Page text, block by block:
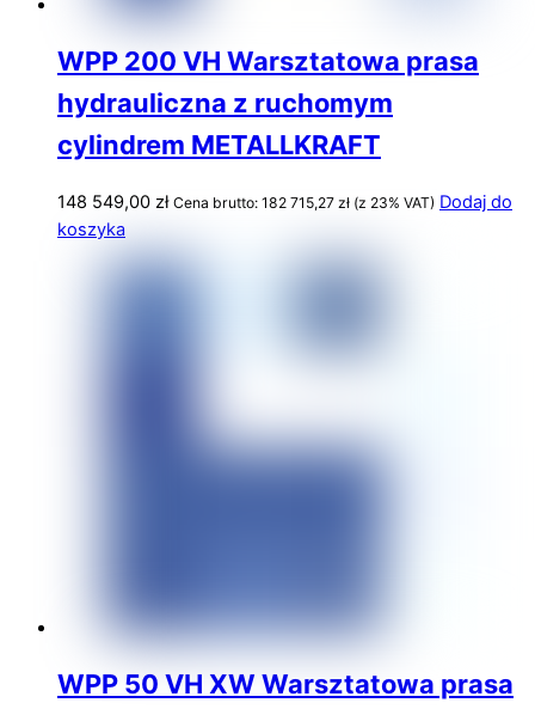
WPP 200 VH Warsztatowa prasa
hydrauliczna z ruchomym
cylindrem METALLKRAFT
148 549,00 zł Cena brutto: 182 715,27 zł (z 23% VAT) Dodaj do
koszyka
WPP 50 VH XW Warsztatowa prasa